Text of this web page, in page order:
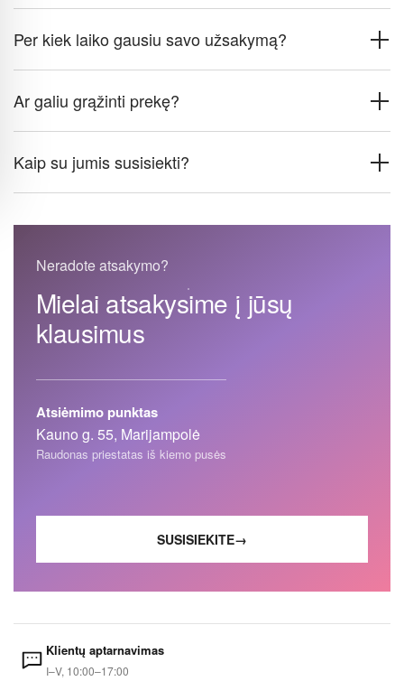
Per kiek laiko gausiu savo užsakymą?
Ar galiu grąžinti prekę?
Kaip su jumis susisiekti?
Neradote atsakymo?
Mielai atsakysime į jūsų
klausimus
Atsiėmimo punktas
Kauno g. 55, Marijampolė
Raudonas priestatas iš kiemo pusės
SUSISIEKITE→
Klientų aptarnavimas
I–V, 10:00–17:00